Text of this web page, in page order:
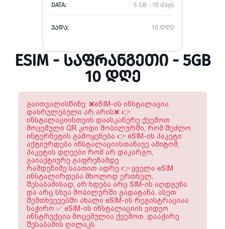
DATA: 5 GB - 10 days
ᲕᲐᲓᲐ: 10 დღე
ESIM - ᲡᲐᲤᲠᲐᲜᲒᲔᲗᲘ - 5GB
10 ᲓᲦᲔ
გაითვალისწინე: ❌eSIM-ის ინსტალაცია
დასრულებული არ არის❌ 👉
ინსტალაციისთვის დაასკანერე ქვემოთ
მოცემული QR კოდი მობილურში, რომ შეძლო
ინტერნეტის გამოყენება 👉 eSIM-ის პაკეტი
აქტიურდება ინსტალაციისთანავე ამიტომ,
პაკეტის დღეები რომ არ დაკარგო,
გაიაქტიურე გაფრენამდე
რამდენიმე საათით ადრე 👉 ყველა eSIM
ინსტალირდება მხოლოდ ერთხელ,
შესაბამისად, არ ხდება არც SIM-ის აღდგენა
და არც სხვა მობილურში გადატანა. ასეთ
შემთხვევებში ახალი eSIM-ის რეგისტრაციაა
საჭირო ✅ eSIM-ის ინსტალაციის ვიდეო
ინსტრუქცია მოცემულია ქვემოთ. დააჭირე
შესაბამის ღილაკს